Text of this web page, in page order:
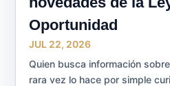
Oportunidad
JUL 22, 2026
Quien busca información
rara vez lo hace por simple